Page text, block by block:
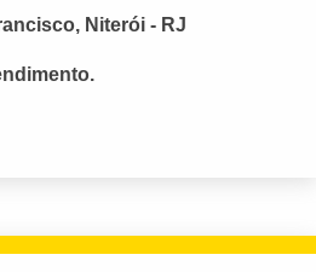
Niterói - RJ